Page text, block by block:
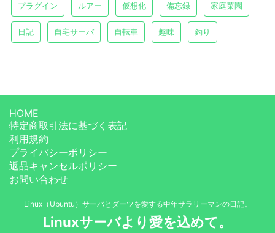
プラグイン ルアー 仮想化 備忘録 家庭菜園
日記 自宅サーバ 自転車 趣味 釣り
HOME
特定商取引法に基づく表記
利用規約
プライバシーポリシー
返品キャンセルポリシー
お問い合わせ
Linux（Ubuntu）サーバとダーツを愛する中年サラリーマンの日記。
Linuxサーバより愛を込めて。